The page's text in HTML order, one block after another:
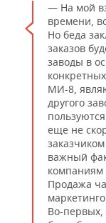
— На мой
времени,
Но беда
заказов
заводы в
МИ-8,
другого
еще не
важный
компаниям
Продажа
Во-первых,